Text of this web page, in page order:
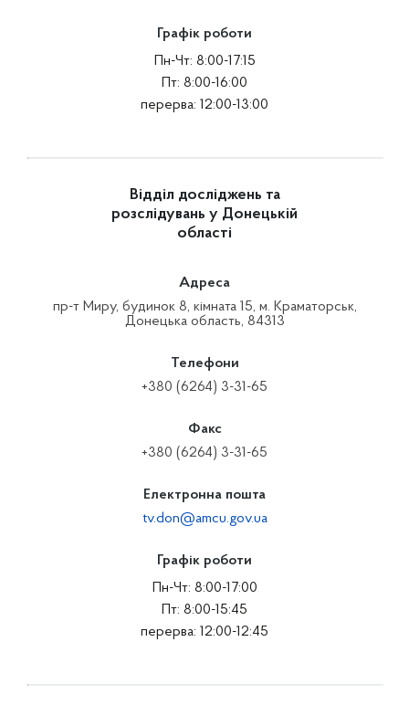
Графік роботи
Пн-Чт: 8:00-17:15
Пт: 8:00-16:00
перерва: 12:00-13:00
Відділ досліджень та
розслідувань у Донецькій
області
Адреса
пр-т Миру, будинок 8, кімната 15, м. Краматорськ,
Донецька область, 84313
Телефони
+380 (6264) 3-31-65
Факс
+380 (6264) 3-31-65
Електронна пошта
tv.don@amcu.gov.ua
Графік роботи
Пн-Чт: 8:00-17:00
Пт: 8:00-15:45
перерва: 12:00-12:45